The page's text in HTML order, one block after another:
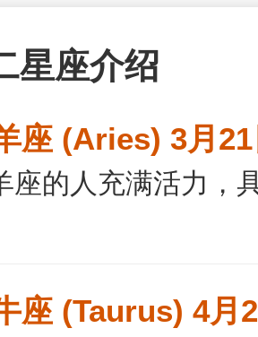
星座介绍
座 (Aries) 3月
座的人充满活力，
座 (Taurus) 4月